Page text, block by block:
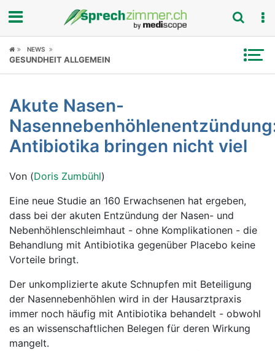
Fokus
Symptome
Untersuchungen
News
Ratgeber
Rubriken
NEWS
GESUNDHEIT ALLGEMEIN
Akute Nasen-
Antibiotika bringen nicht viel
Von (Doris Zumbühl)
Eine neue Studie an 160 Erwachsenen hat ergeben,
dass bei der akuten Entzündung der Nasen- und
Nebenhöhlenschleimhaut - ohne Komplikationen - die
Behandlung mit Antibiotika gegenüber Placebo keine
Vorteile bringt.
Der unkomplizierte akute Schnupfen mit Beteiligung
der Nasennebenhöhlen wird in der Hausarztpraxis
immer noch häufig mit Antibiotika behandelt - obwohl
es an wissenschaftlichen Belegen für deren Wirkung
mangelt.